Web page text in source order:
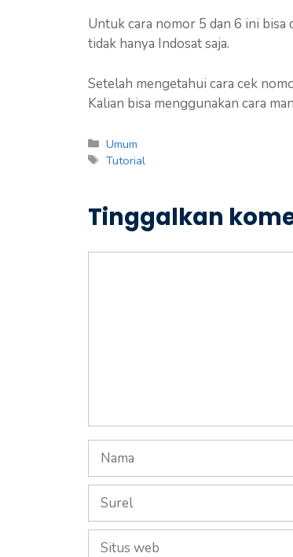
Untuk cara nomor 5 dan 6 ini
tidak hanya Indosat saja.
Setelah mengetahui cara cek
Kalian bisa menggunakan cara
Kategori
Umum
Tag
Tutorial
Tinggalkan
Nama
Surel
Situs